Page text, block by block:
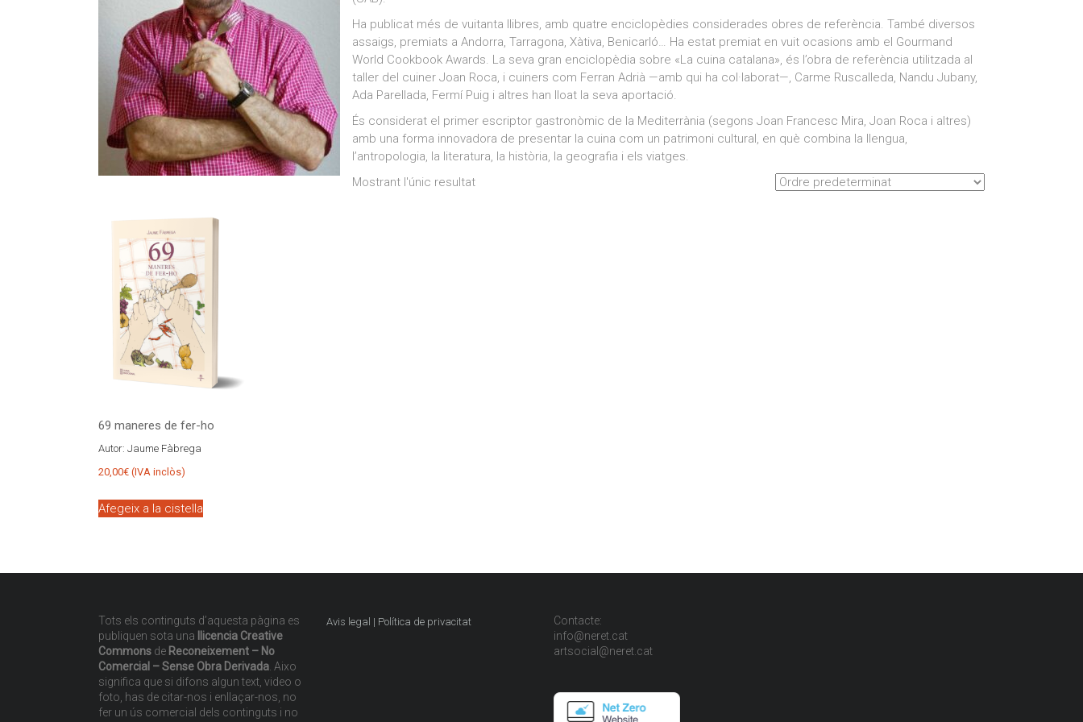
Ha publicat més de vuitanta llibres, amb quatre enciclopèdies considerades obres de referència. També diversos
assaigs, premiats a Andorra, Tarragona, Xàtiva, Benicarló… Ha estat premiat en vuit ocasions amb el Gourmand
World Cookbook Awards. La seva gran enciclopèdia sobre «La cuina catalana», és l’obra de referència utilitzada al
taller del cuiner Joan Roca, i cuiners com Ferran Adrià —amb qui ha col·laborat—, Carme Ruscalleda, Nandu Jubany,
Ada Parellada, Fermí Puig i altres han lloat la seva aportació.
És considerat el primer escriptor gastronòmic de la Mediterrània (segons Joan Francesc Mira, Joan Roca i altres)
amb una forma innovadora de presentar la cuina com un patrimoni cultural, en què combina la llengua,
l’antropologia, la literatura, la història, la geografia i els viatges.
Mostrant l'únic resultat
69 maneres de fer-ho
Autor: Jaume Fàbrega
20,00€ (IVA inclòs)
Afegeix a la cistella
Tots els continguts d’aquesta pàgina es
publiquen sota una
llicencia Creative
Commons de Reconeixement – No
Comercial – Sense Obra Derivada. Aixo
significa que si difons algun text, video o
foto, has de citar-nos i enllaçar-nos, no
fer un ús comercial dels continguts i no
Avis legal | Política de privacitat
Contacte:
info@neret.cat
artsocial@neret.cat